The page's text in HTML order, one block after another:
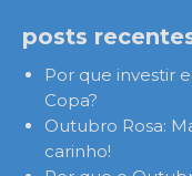
posts
Por que investir
Copa?
Outubro Rosa:
carinho!